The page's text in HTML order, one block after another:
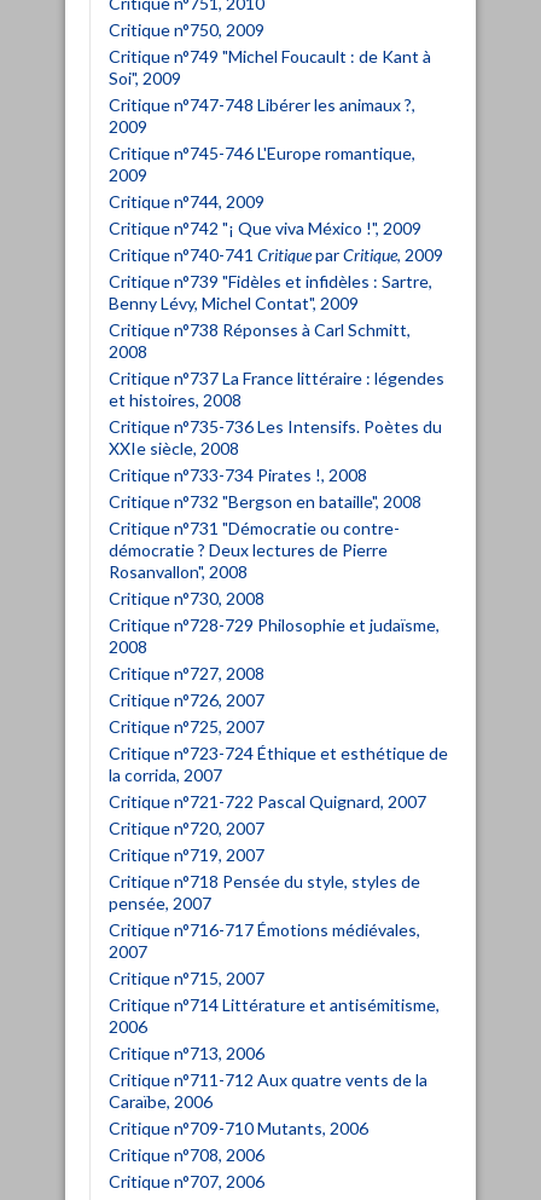
Critique n°750, 2009
Critique n°749 "Michel Foucault : de Kant à
Soi", 2009
Critique n°747-748 Libérer les animaux ?,
2009
Critique n°745-746 L'Europe romantique,
2009
Critique n°744, 2009
Critique n°742 "¡ Que viva México !", 2009
Critique n°740-741 CritiqueparCritique, 2009
Critique n°739 "Fidèles et infidèles : Sartre,
Benny Lévy, Michel Contat", 2009
Critique n°738 Réponses à Carl Schmitt,
2008
Critique n°737 La France littéraire : légendes
et histoires, 2008
Critique n°735-736 Les Intensifs. Poètes du
XXIe siècle, 2008
Critique n°733-734 Pirates !, 2008
Critique n°732 "Bergson en bataille", 2008
Critique n°731 "Démocratie ou contre-
démocratie ? Deux lectures de Pierre
Rosanvallon", 2008
Critique n°730, 2008
Critique n°728-729 Philosophie et judaïsme,
2008
Critique n°727, 2008
Critique n°726, 2007
Critique n°725, 2007
Critique n°723-724 Éthique et esthétique de
la corrida, 2007
Critique n°721-722 Pascal Quignard, 2007
Critique n°720, 2007
Critique n°719, 2007
Critique n°718 Pensée du style, styles de
pensée, 2007
Critique n°716-717 Émotions médiévales,
2007
Critique n°715, 2007
Critique n°714 Littérature et antisémitisme,
2006
Critique n°713, 2006
Critique n°711-712 Aux quatre vents de la
Caraïbe, 2006
Critique n°709-710 Mutants, 2006
Critique n°708, 2006
Critique n°707, 2006